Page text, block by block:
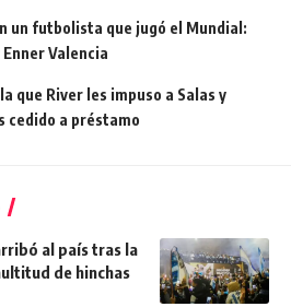
un futbolista que jugó el Mundial:
Enner Valencia
que River les impuso a Salas y
cedido a préstamo
al país tras la
de hinchas